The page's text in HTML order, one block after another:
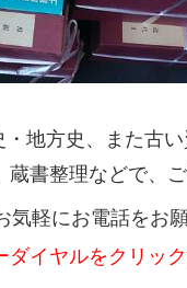
地方史、また古
書整理などで、
気軽にお電話をお
イヤルをクリッ